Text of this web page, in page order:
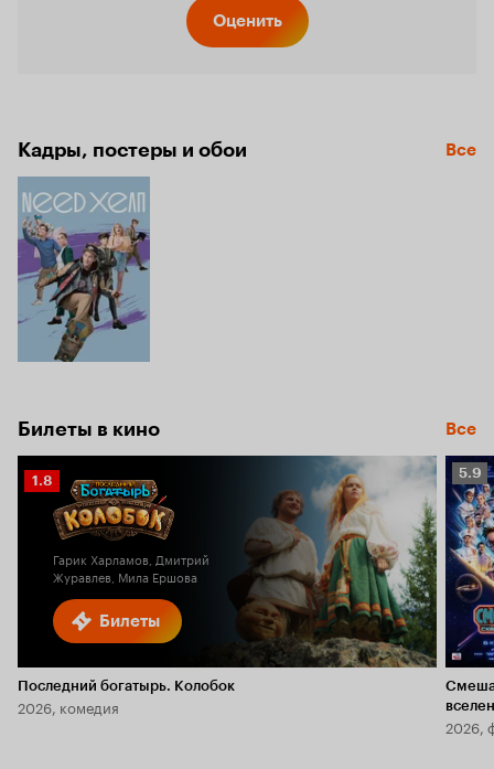
7.1
Оценить
Кадры, постеры и обои Все
Билеты в кино Все
Билеты
Рейтинг
Кинопоиска
1.8
Гарик Харламов, Дмитрий
Журавлев, Мила Ершова
Последний богатырь. Колобок
2026, комедия
5.9
5.9
2026,